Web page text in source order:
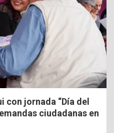
con jornada “Día del
ciudadanas en